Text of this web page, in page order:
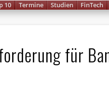
10 Termine Studien FinTech
für